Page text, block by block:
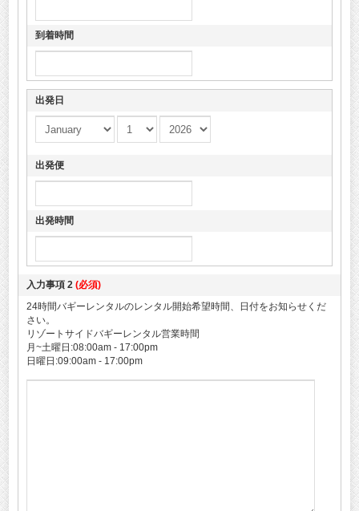
到着時間
出発日
出発便
出発時間
入力事項 2 (必須)
24時間バギーレンタルのレンタル開始希望時間、日付をお知らせくだ
さい。
リゾートサイドバギーレンタル営業時間
月~土曜日:08:00am - 17:00pm
日曜日:09:00am - 17:00pm